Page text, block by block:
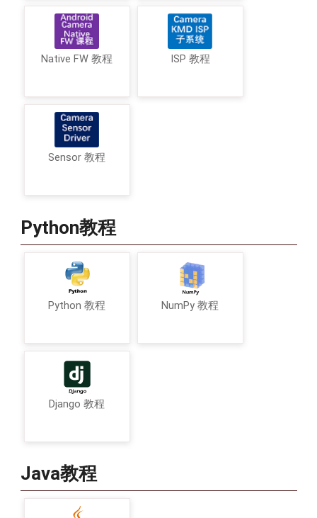
Native FW 教程 ISP 教程
Sensor 教程
Python教程
Python 教程 NumPy 教程
Django 教程
Java教程